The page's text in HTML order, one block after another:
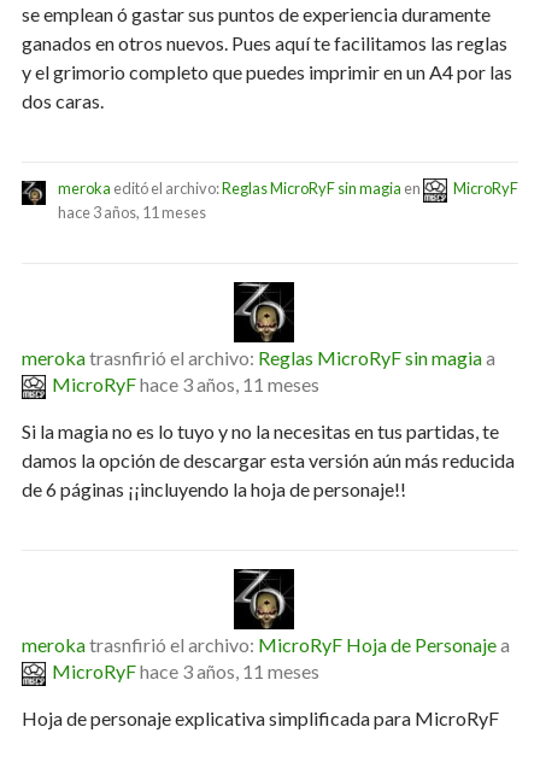
se emplean ó gastar sus puntos de experiencia duramente
ganados en otros nuevos. Pues aquí te facilitamos las reglas
y el grimorio completo que puedes imprimir en un A4 por las
dos caras.
meroka editó el archivo: Reglas MicroRyF sin magia en
MicroRyF
hace 3 años, 11 meses
merokatrasnfirió el archivo: Reglas MicroRyF sin magiaa
MicroRyFhace 3 años, 11 meses
Si la magia no es lo tuyo y no la necesitas en tus partidas, te
damos la opción de descargar esta versión aún más reducida
de 6 páginas ¡¡incluyendo la hoja de personaje!!
merokatrasnfirió el archivo: MicroRyF Hoja de Personajea
MicroRyFhace 3 años, 11 meses
Hoja de personaje explicativa simplificada para MicroRyF